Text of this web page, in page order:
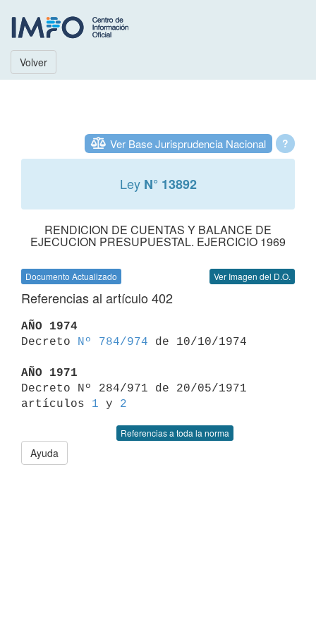
Volver
?
Ver Base Jurisprudencia Nacional
Ley N° 13892
RENDICION DE CUENTAS Y BALANCE DE
EJECUCION PRESUPUESTAL. EJERCICIO 1969
Documento Actualizado Ver Imagen del D.O.
Referencias al artículo 402
AÑO 1974
Decreto
Nº 784/974 de 10/10/1974
AÑO 1971
Decreto Nº 284/971 de 20/05/1971
artículos 1 y 2
Referencias a toda la norma
Ayuda